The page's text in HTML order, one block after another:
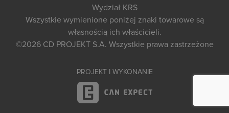
Wydział KRS
Wszystkie wymienione poniżej znaki towarowe są
własnością ich właścicieli.
©2026 CD PROJEKT S.A. Wszystkie prawa zastrzeżone
PROJEKT I WYKONANIE